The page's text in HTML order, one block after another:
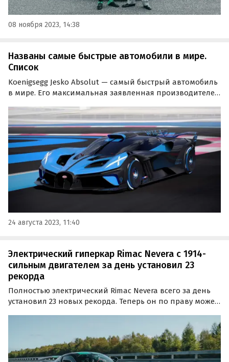
08 ноября 2023, 14:38
Названы самые быстрые автомобили в мире.
Список
Koenigsegg Jesko Absolut — самый быстрый автомобиль
в мире. Его максимальная заявленная производителем
шведский гиперкар занял первое место в рейтинге
самых быстрых машин HotCars.
24 августа 2023, 11:40
Электрический гиперкар Rimac Nevera с 1914-
сильным двигателем за день установил 23
рекорда
Полностью электрический Rimac Nevera всего за день
установил 23 новых рекорда. Теперь он по праву может
новый мировой рекорд по скорости разгона с места до
400 км/ч и с последующей полной остановкой.